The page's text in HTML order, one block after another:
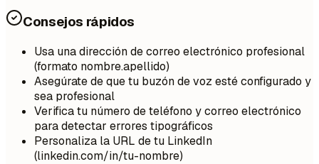
Consejos rápidos
Usa una dirección de correo electrónico profesional
(formato nombre.apellido)
Asegúrate de que tu buzón de voz esté configurado y
sea profesional
Verifica tu número de teléfono y correo electrónico
para detectar errores tipográficos
Personaliza la URL de tu LinkedIn
(linkedin.com/in/tu-nombre)